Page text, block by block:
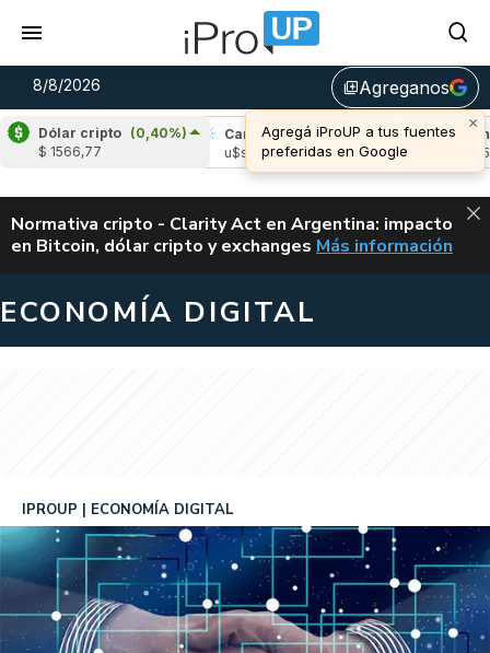
8/8/2026 library_addAgreganos
×
Agregá iProUP a tus fuentes
preferidas en Google
Dólar cripto (0,40%)
$ 1566,77
(1,23%)
Cardano
(0,63%)
u$s 0,20
ALERTA
Normativa cripto - Clarity Act en Argentina: impacto
en Bitcoin, dólar cripto y exchanges CLARITY ACT EN
Más información
ECONOMÍA DIGITAL
IPROUP ECONOMÍA DIGITAL